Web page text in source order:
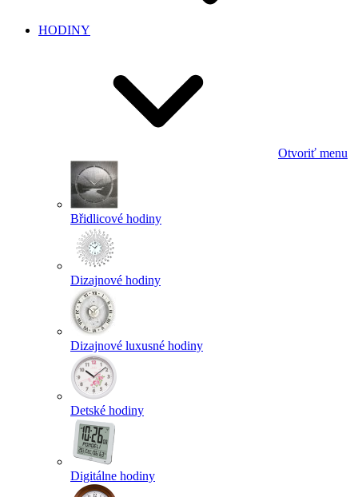
HODINY
Otvoriť menu
Břidlicové hodiny
Dizajnové hodiny
Dizajnové luxusné hodiny
Detské hodiny
Digitálne hodiny